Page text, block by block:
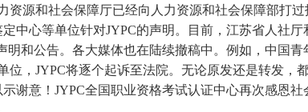
资源和社会保障厅已经向人力资源和社会保障部打
定中心等单位针对JYPC的声明。目前，江苏省人社
明和公告。各大媒体也在陆续撤稿中。例如，中国青
位，JYPC将逐个起诉至法院。无论原发还是转发，
谢意！JYPC全国职业资格考试认证中心再次感恩社